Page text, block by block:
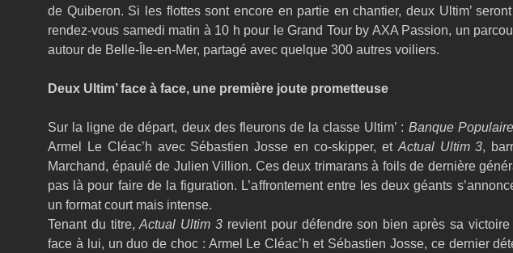
de Quiberon. Si les flottes sont encore en partie en chantier, deux Ultim’
rendez-vous samedi matin à 10 h pour le Grand Tour by AXA Passion, un
autour de Belle-Île-en-Mer, partagé avec quelque 300 autres voiliers.
Deux Ultim’ face à face, une première joute prometteuse
Sur la ligne de départ, deux des fleurons de la classe Ultim’ : Banque
Armel Le Cléac’h avec Sébastien Josse en co-skipper, et Actual Ultim 3,
Marchand, épaulé de Julien Villion. Ces deux trimarans à foils de dernière
pas là pour faire de la figuration. L’affrontement entre les deux géants
un format court mais intense.
Tenant du titre, Actual Ultim 3 revient pour défendre son bien après sa
face à lui, un duo de choc : Armel Le Cléac’h et Sébastien Josse, ce dernier